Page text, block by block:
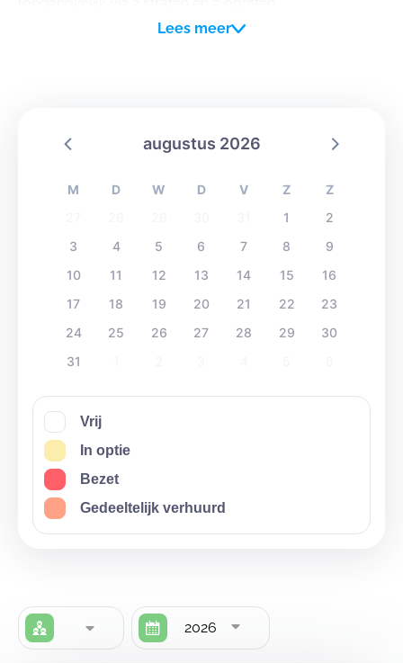
Whatsapp, mail of telefoon.
Lees meer
augustus 2026
M D W D V Z
Z
1
2
3
4 5 6 7 8
9
10
11 12 13 14 15
16
17
18 19 20 21 22
23
24
25 26 27 28 29
30
31
Vrij
In optie
Bezet
Gedeeltelijk verhuurd
2026